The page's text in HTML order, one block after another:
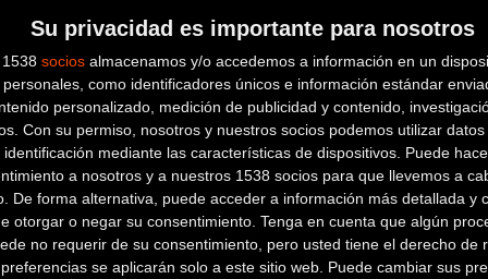
Su privacidad es importante para nosotros
socios almacenamos y/o accedemos a información en un
como identificadores únicos e información estándar
personalizado, medición de publicidad y contenido,
Con su permiso, nosotros y nuestros socios podemos utilizar
mediante las características de dispositivos. Puede
a nosotros y a nuestros 1538 socios para que llevemos a
De forma alternativa, puede acceder a información más detallada y
otorgar o negar su consentimiento. Tenga en cuenta que algún
no requerir de su consentimiento, pero usted tiene el derecho de
se aplicarán solo a este sitio web. Puede cambiar sus
actividad de la Selección Española de XCO, que brindará
experiencias internacionales.
de dirigir en la República Checa la expedición de
Neus Capella, Ana María Mena, Mariona Ratera, Mónica
bloque junior, mientras que Lucía Gómez y Paula Martín
del Mundo por su historia y exigencia, acogerá ya el
25 afrontarán los juniors la carrera XCO desde las 8:00
cerrará su participación en la prueba checa el